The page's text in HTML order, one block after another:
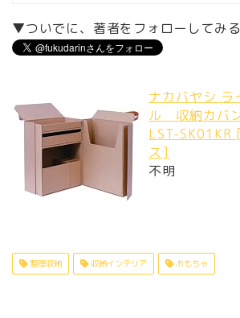
▼ついでに、著者をフォローしてみる
ナカバヤシ ラ
ル 収納カバ
LST-SK01KR
ス]
不明
整理収納 収納インテリア おもちゃ